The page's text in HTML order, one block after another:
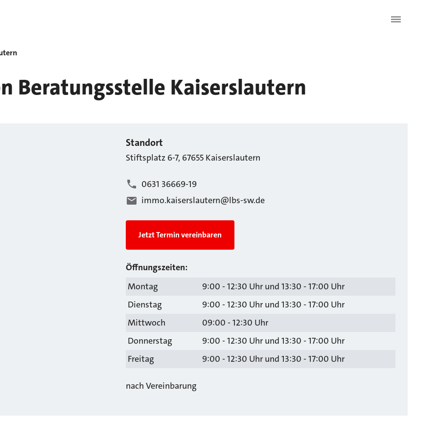
Beratungsstelle Kaiserslautern
Standort
Stiftsplatz 6-7, 67655 Kaiserslautern
0631 36669-19
immo.kaiserslautern@lbs-sw.de
Jetzt Termin vereinbaren
Öffnungszeiten:
Montag
9:00 - 12:30 Uhr und 13:30 - 17:00 Uhr
Dienstag
9:00 - 12:30 Uhr und 13:30 - 17:00 Uhr
Mittwoch
09:00 - 12:30 Uhr
Donnerstag
9:00 - 12:30 Uhr und 13:30 - 17:00 Uhr
Freitag
9:00 - 12:30 Uhr und 13:30 - 17:00 Uhr
nach Vereinbarung